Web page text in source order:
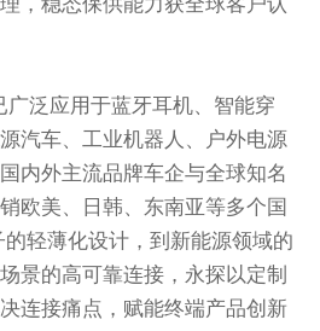
广泛应用于蓝牙耳机、智能穿
汽车、工业机器人、户外电源
内外主流品牌车企与全球知名
欧美、日韩、东南亚等多个国
轻薄化设计，到新能源领域的
景的高可靠连接，永探以定制
连接痛点，赋能终端产品创新